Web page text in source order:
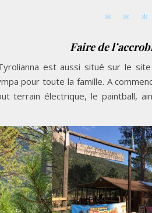
Faire de
est aussi situé sur le
pour toute la famille. A
terrain électrique, le paintball,